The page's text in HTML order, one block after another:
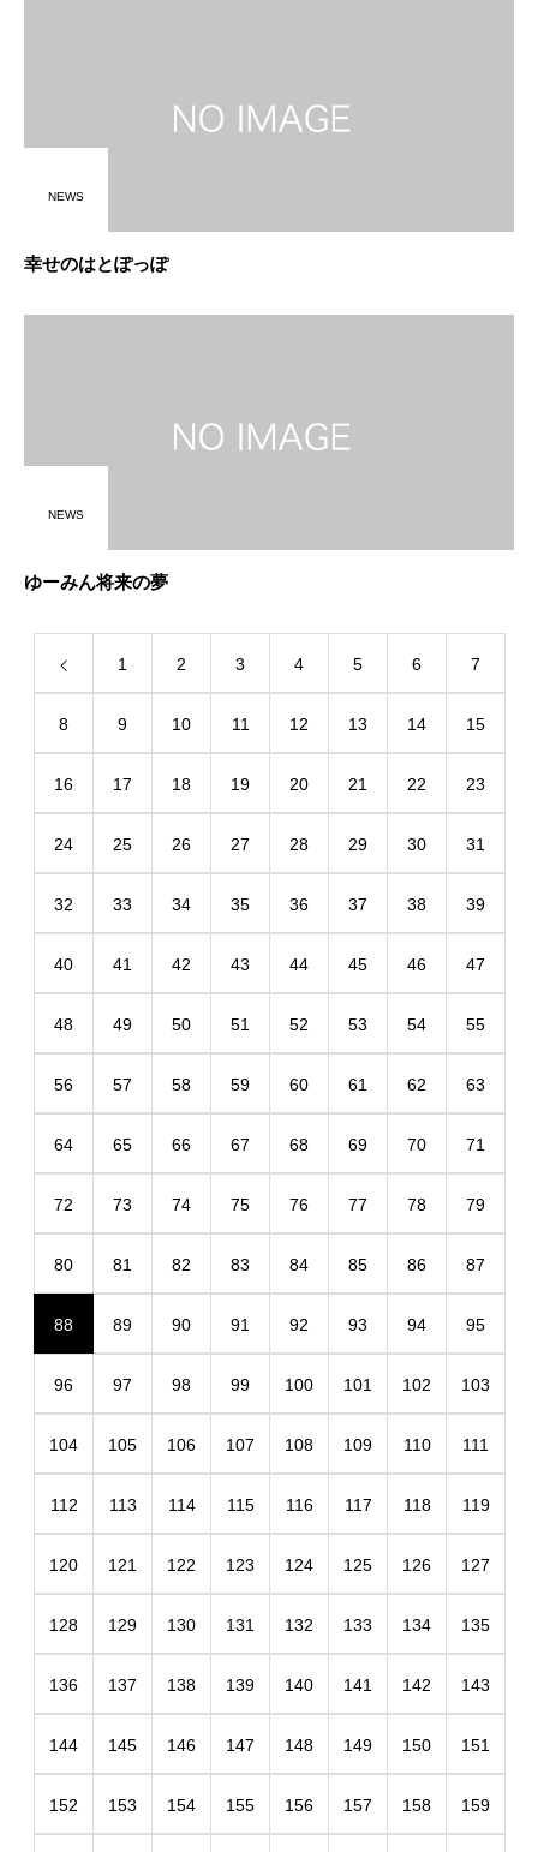
NEWS
幸せのはとぽっぽ
NEWS
ゆーみん将来の夢
1 2 3 4 5 6 7
8 9 10 11 12 13 14 15
16 17 18 19 20 21 22 23
24 25 26 27 28 29 30 31
32 33 34 35 36 37 38 39
40 41 42 43 44 45 46 47
48 49 50 51 52 53 54 55
56 57 58 59 60 61 62 63
64 65 66 67 68 69 70 71
72 73 74 75 76 77 78 79
80 81 82 83 84 85 86 87
88 89 90 91 92 93 94 95
96 97 98 99 100 101 102 103
104 105 106 107 108 109 110 111
112 113 114 115 116 117 118 119
120 121 122 123 124 125 126 127
128 129 130 131 132 133 134 135
136 137 138 139 140 141 142 143
144 145 146 147 148 149 150 151
152 153 154 155 156 157 158 159